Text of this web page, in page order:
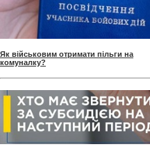
Як військовим отримати пільги на
комуналку?